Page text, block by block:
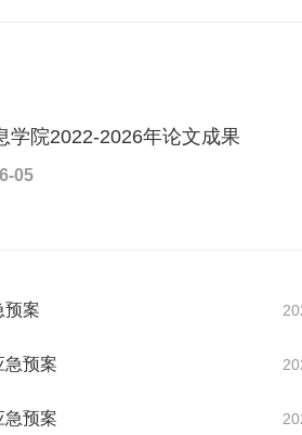
学院2022-2026年论文成果
05
预案
急预案
急预案